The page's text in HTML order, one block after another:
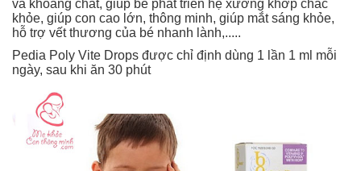
và khoáng chất, giúp bé phát triển hệ xương khớp chắc
khỏe, giúp con cao lớn, thông minh, giúp mắt sáng khỏe,
hỗ trợ vết thương của bé nhanh lành,.....
Pedia Poly Vite Drops được chỉ định dùng 1 lần 1 ml mỗi
ngày, sau khi ăn 30 phút